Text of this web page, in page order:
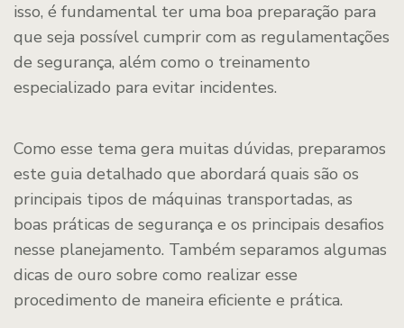
isso, é fundamental ter uma boa preparação para
que seja possível cumprir com as regulamentações
de segurança, além como o treinamento
especializado para evitar incidentes.
Como esse tema gera muitas dúvidas, preparamos
este guia detalhado que abordará quais são os
principais tipos de máquinas transportadas, as
boas práticas de segurança e os principais desafios
nesse planejamento. Também separamos algumas
dicas de ouro sobre como realizar esse
procedimento de maneira eficiente e prática.